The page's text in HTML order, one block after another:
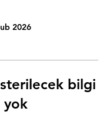
2026
bilgi
yok